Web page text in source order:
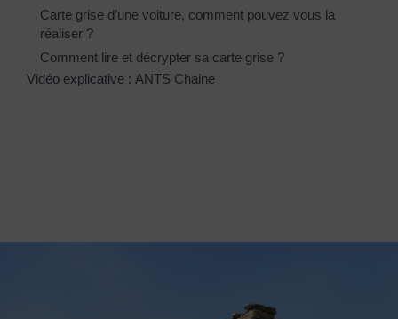
Carte grise d’une voiture, comment pouvez vous la
réaliser ?
Comment lire et décrypter sa carte grise ?
Vidéo explicative : ANTS Chaine